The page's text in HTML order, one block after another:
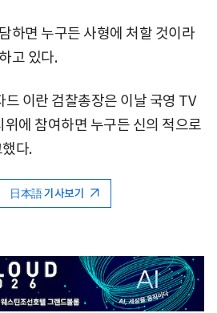
하면 누구든 사형에 처할 것이라
고 있다.
이란 검찰총장은 이날 국영 TV
에 참여하면 누구든 신의 적으로
다.
日本語 기사보기